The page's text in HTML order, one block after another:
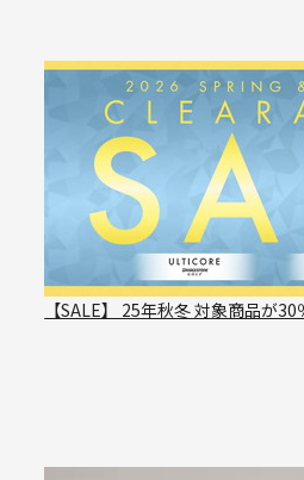
【SALE】 25年秋冬 対象商品が